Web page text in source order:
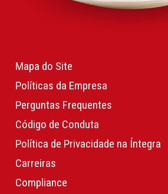
Mapa do Site
Políticas da Empresa
Perguntas Frequentes
Código de Conduta
Política de Privacidade na Íntegra
Carreiras
Compliance